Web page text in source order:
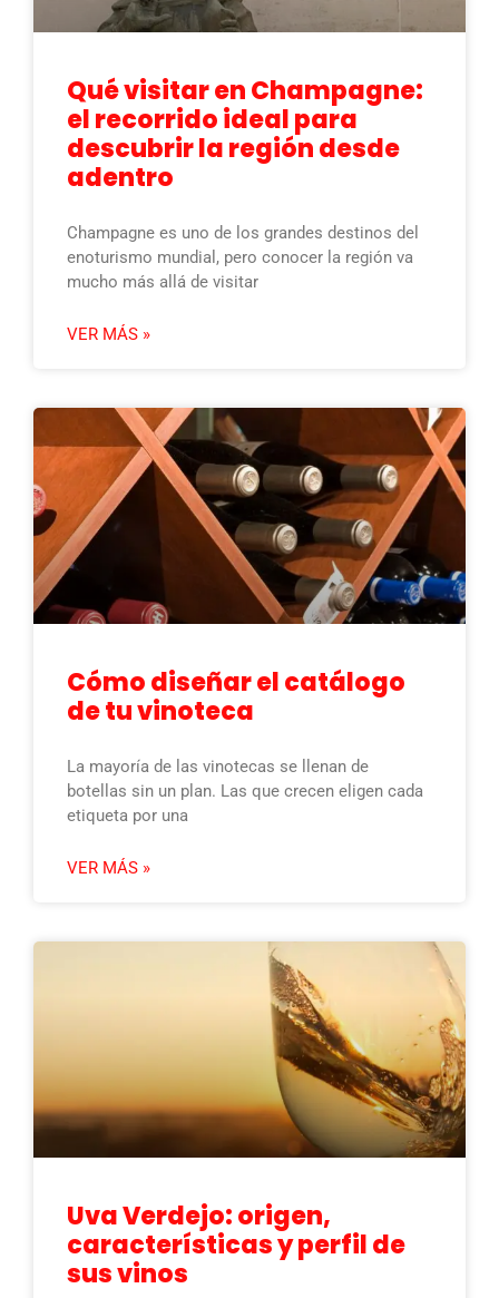
Qué visitar en Champagne:
el recorrido ideal para
descubrir la región desde
adentro
Champagne es uno de los grandes destinos del
enoturismo mundial, pero conocer la región va
mucho más allá de visitar
VER MÁS »
Cómo diseñar el catálogo
de tu vinoteca
La mayoría de las vinotecas se llenan de
botellas sin un plan. Las que crecen eligen cada
etiqueta por una
VER MÁS »
Uva Verdejo: origen,
características y perfil de
sus vinos